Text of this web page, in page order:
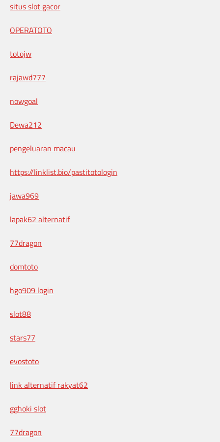
situs slot gacor
OPERATOTO
totojw
rajawd777
nowgoal
Dewa212
pengeluaran macau
https://linklist.bio/pastitotologin
jawa969
lapak62 alternatif
77dragon
domtoto
hgo909 login
slot88
stars77
evostoto
link alternatif rakyat62
gghoki slot
77dragon